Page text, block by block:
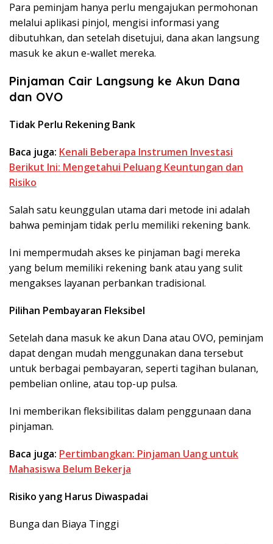
Para peminjam hanya perlu mengajukan permohonan
melalui aplikasi pinjol, mengisi informasi yang
dibutuhkan, dan setelah disetujui, dana akan langsung
masuk ke akun e-wallet mereka.
Pinjaman Cair Langsung ke Akun Dana
dan OVO
Tidak Perlu Rekening Bank
Baca juga: Kenali Beberapa Instrumen Investasi
Berikut Ini: Mengetahui Peluang Keuntungan dan
Risiko
Salah satu keunggulan utama dari metode ini adalah
bahwa peminjam tidak perlu memiliki rekening bank.
Ini mempermudah akses ke pinjaman bagi mereka
yang belum memiliki rekening bank atau yang sulit
mengakses layanan perbankan tradisional.
Pilihan Pembayaran Fleksibel
Setelah dana masuk ke akun Dana atau OVO, peminjam
dapat dengan mudah menggunakan dana tersebut
untuk berbagai pembayaran, seperti tagihan bulanan,
pembelian online, atau top-up pulsa.
Ini memberikan fleksibilitas dalam penggunaan dana
pinjaman.
Baca juga: Pertimbangkan: Pinjaman Uang untuk
Mahasiswa Belum Bekerja
Risiko yang Harus Diwaspadai
Bunga dan Biaya Tinggi